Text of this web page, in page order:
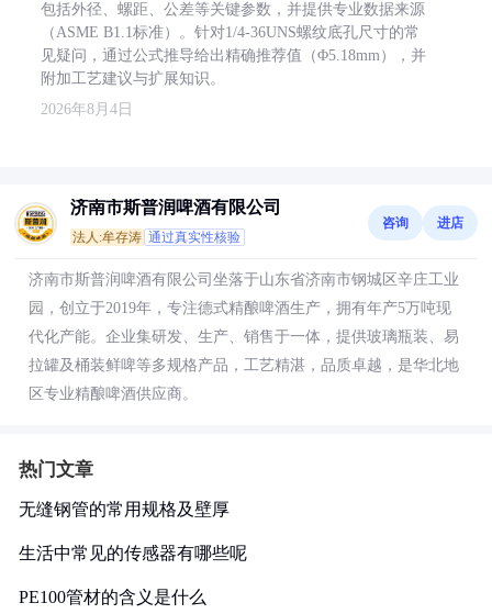
包括外径、螺距、公差等关键参数，并提供专业数据来源
（ASME B1.1标准）。针对1/4-36UNS螺纹底孔尺寸的常
见疑问，通过公式推导给出精确推荐值（Φ5.18mm），并
附加工艺建议与扩展知识。
2026年8月4日
济南市斯普润啤酒有限公司
法人:牟存涛 通过真实性核验
咨询 进店
济南市斯普润啤酒有限公司坐落于山东省济南市钢城区辛庄工业
园，创立于2019年，专注德式精酿啤酒生产，拥有年产5万吨现
代化产能。企业集研发、生产、销售于一体，提供玻璃瓶装、易
拉罐及桶装鲜啤等多规格产品，工艺精湛，品质卓越，是华北地
区专业精酿啤酒供应商。
热门文章
无缝钢管的常用规格及壁厚
生活中常见的传感器有哪些呢
PE100管材的含义是什么